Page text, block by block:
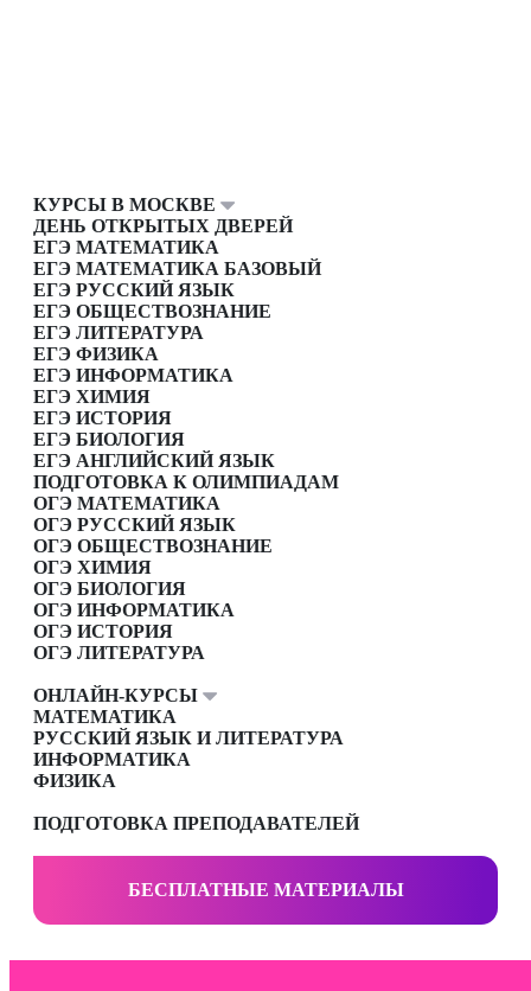
КУРСЫ В МОСКВЕ
ДЕНЬ ОТКРЫТЫХ ДВЕРЕЙ
ЕГЭ МАТЕМАТИКА
ЕГЭ МАТЕМАТИКА БАЗОВЫЙ
ЕГЭ РУССКИЙ ЯЗЫК
ЕГЭ ОБЩЕСТВОЗНАНИЕ
ЕГЭ ЛИТЕРАТУРА
ЕГЭ ФИЗИКА
ЕГЭ ИНФОРМАТИКА
ЕГЭ ХИМИЯ
ЕГЭ ИСТОРИЯ
ЕГЭ БИОЛОГИЯ
ЕГЭ АНГЛИЙСКИЙ ЯЗЫК
ПОДГОТОВКА К ОЛИМПИАДАМ
ОГЭ МАТЕМАТИКА
ОГЭ РУССКИЙ ЯЗЫК
ОГЭ ОБЩЕСТВОЗНАНИЕ
ОГЭ ХИМИЯ
ОГЭ БИОЛОГИЯ
ОГЭ ИНФОРМАТИКА
ОГЭ ИСТОРИЯ
ОГЭ ЛИТЕРАТУРА
ОНЛАЙН-КУРСЫ
МАТЕМАТИКА
РУССКИЙ ЯЗЫК И ЛИТЕРАТУРА
ИНФОРМАТИКА
ФИЗИКА
ПОДГОТОВКА ПРЕПОДАВАТЕЛЕЙ
БЕСПЛАТНЫЕ МАТЕРИАЛЫ